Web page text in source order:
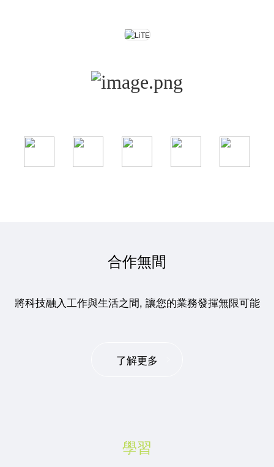
合作無間
將科技融入工作與生活之間, 讓您的業務發揮無限可能
了解更多
學習